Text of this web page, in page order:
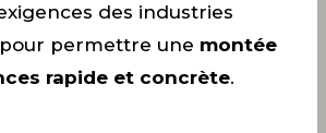
des industries
permettre une montée
rapide et concrète.